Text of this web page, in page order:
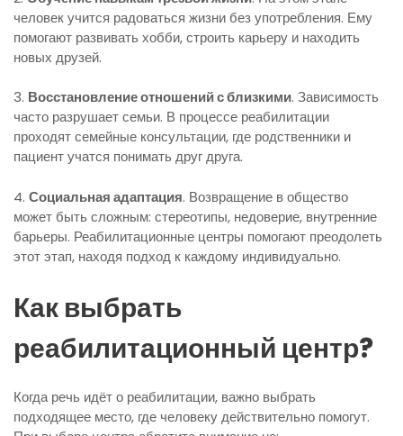
человек учится радоваться жизни без употребления. Ему
помогают развивать хобби, строить карьеру и находить
новых друзей.
3. Восстановление отношений с близкими. Зависимость
часто разрушает семьи. В процессе реабилитации
проходят семейные консультации, где родственники и
пациент учатся понимать друг друга.
4. Социальная адаптация. Возвращение в общество
может быть сложным: стереотипы, недоверие, внутренние
барьеры. Реабилитационные центры помогают преодолеть
этот этап, находя подход к каждому индивидуально.
Как выбрать
реабилитационный центр?
Когда речь идёт о реабилитации, важно выбрать
подходящее место, где человеку действительно помогут.